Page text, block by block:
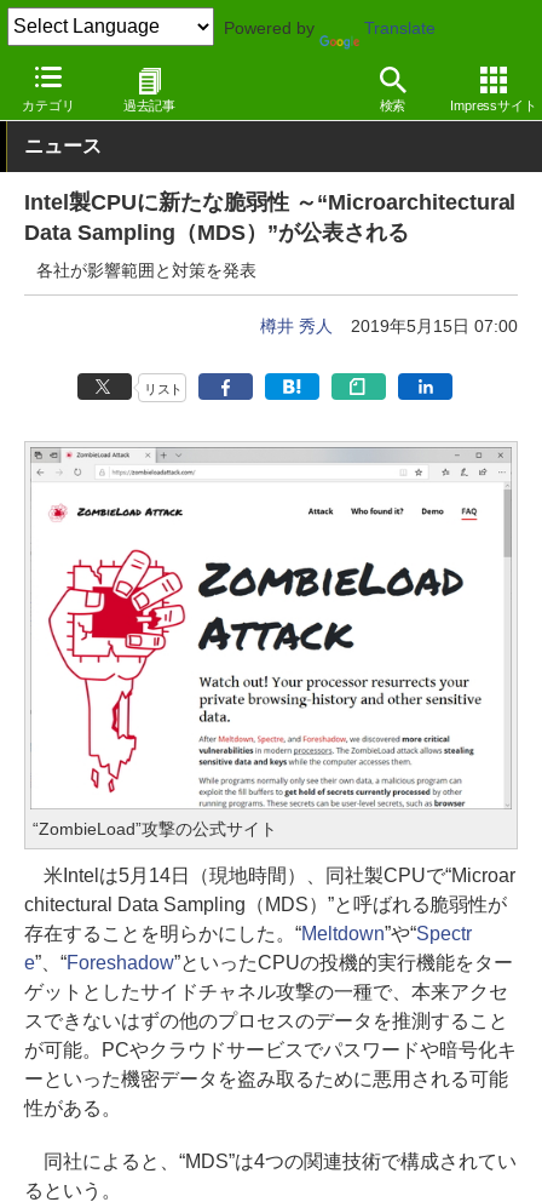
Powered by Translate
カテゴリ 過去記事 検索 Impressサイト
窓の杜 セキュリティ
ニュース
Intel製CPUに新たな脆弱性 ～“Microarchitectural
Data Sampling（MDS）”が公表される
各社が影響範囲と対策を発表
樽井 秀人 2019年5月15日 07:00
リスト
“ZombieLoad”攻撃の公式サイト
米Intelは5月14日（現地時間）、同社製CPUで“Microar
chitectural Data Sampling（MDS）”と呼ばれる脆弱性が
存在することを明らかにした。“Meltdown”や“Spectr
e”、“Foreshadow”といったCPUの投機的実行機能をター
ゲットとしたサイドチャネル攻撃の一種で、本来アクセ
スできないはずの他のプロセスのデータを推測すること
が可能。PCやクラウドサービスでパスワードや暗号化キ
ーといった機密データを盗み取るために悪用される可能
性がある。
同社によると、“MDS”は4つの関連技術で構成されてい
るという。